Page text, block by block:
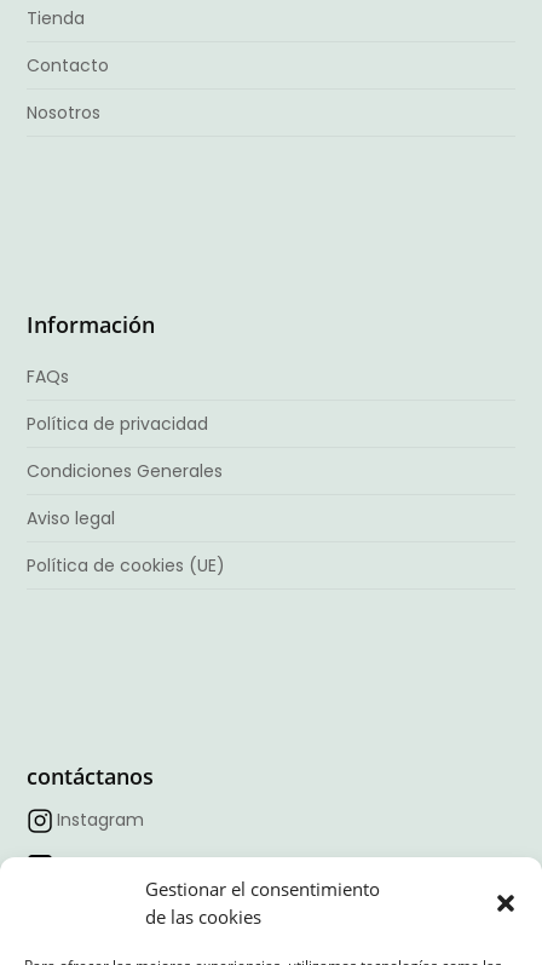
Gestionar el consentimiento
de las cookies
Tienda
Contacto
Nosotros
Información
FAQs
Política de privacidad
Condiciones Generales
Aviso legal
Política de cookies (UE)
contáctanos
Instagram
Facebook
Linkedin